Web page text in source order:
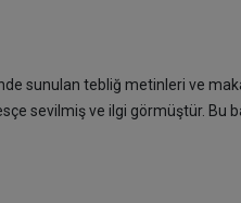
sunulan tebliğ metinleri ve
sevilmiş ve ilgi görmüştür.